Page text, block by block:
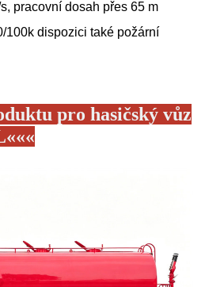
pracovní dosah přes 65 m
100k dispozici také požární
pro hasičský vůz
«««